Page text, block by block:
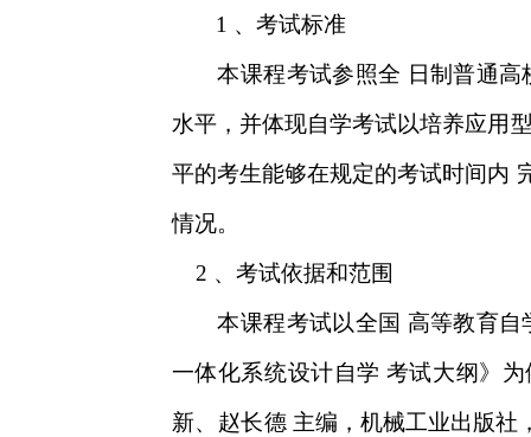
1 、考试标准
本课程考试参照全 日制普通
水平，并体现自学考试以培养应用
平的考生能够在规定的考试时间内
情况。
2 、考试依据和范围
本课程考试以全国 高等教育自
一体化系统设计自学 考试大纲》
新、赵长德 主编，机械工业出版社